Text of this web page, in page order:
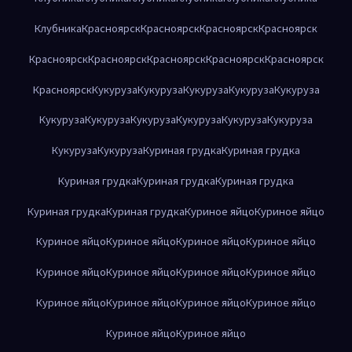
КлубникаКрасноярскКрасноярскКрасноярскКрасноярск
КрасноярскКрасноярскКрасноярскКрасноярскКрасноярск
КрасноярскКукурузаКукурузаКукурузаКукурузаКукуруза
КукурузаКукурузаКукурузаКукурузаКукурузаКукуруза
КукурузаКукурузаКуриная грудкаКуриная грудка
Куриная грудкаКуриная грудкаКуриная грудка
Куриная грудкаКуриная грудкаКуриное яйцоКуриное яйцо
Куриное яйцоКуриное яйцоКуриное яйцоКуриное яйцо
Куриное яйцоКуриное яйцоКуриное яйцоКуриное яйцо
Куриное яйцоКуриное яйцоКуриное яйцоКуриное яйцо
Куриное яйцоКуриное яйцо